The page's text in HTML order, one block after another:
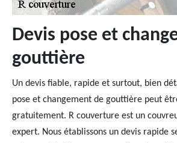
Devis pose et
gouttière
Un devis fiable, rapide et surtout, bien
pose et changement de gouttière peut
gratuitement. R couverture est un
expert. Nous établissons un devis rapide